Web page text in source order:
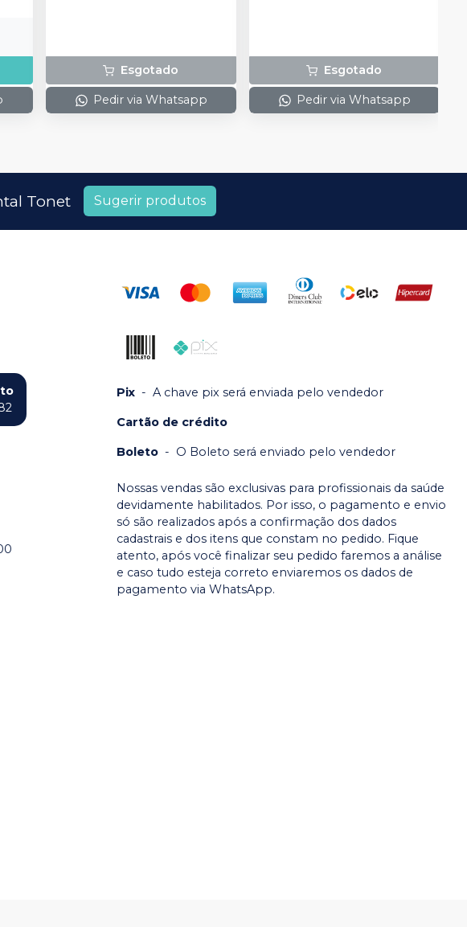
Esgotado
Pedir via Whatsapp
Esgotado
Pedir via Whatsapp
Tonet Sugerir produtos
Pix - A chave pix será enviada pelo vendedor
Cartão de crédito
Boleto - O Boleto será enviado pelo vendedor
Nossas vendas são exclusivas para profissionais da saúde
devidamente habilitados. Por isso, o pagamento e envio
só são realizados após a confirmação dos dados
cadastrais e dos itens que constam no pedido. Fique
atento, após você finalizar seu pedido faremos a análise
e caso tudo esteja correto enviaremos os dados de
pagamento via WhatsApp.